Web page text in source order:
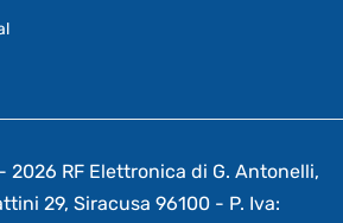
RF Elettronica di G. Antonelli,
29, Siracusa 96100 - P. Iva: